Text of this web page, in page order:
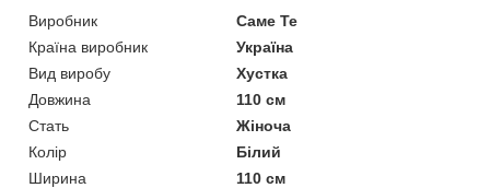
Виробник
Саме Те
Країна виробник
Україна
Вид виробу
Хустка
Довжина
110 см
Стать
Жіноча
Колір
Білий
Ширина
110 см